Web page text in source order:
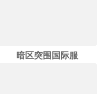
暗区突围国际服